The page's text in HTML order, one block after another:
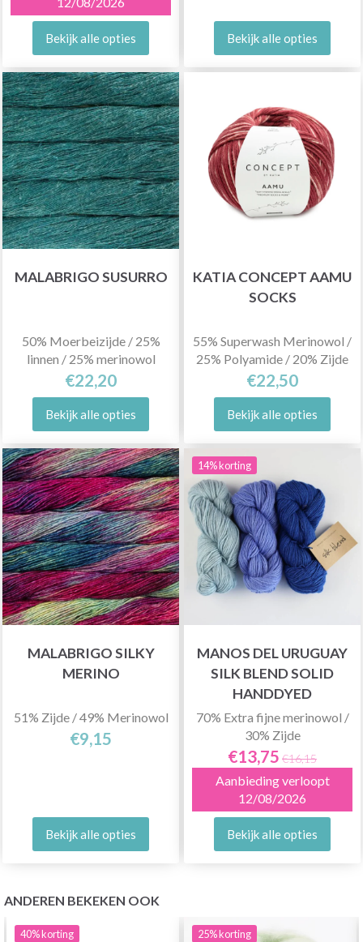
Bekijk alle opties Bekijk alle opties
MALABRIGO SUSURRO
50% Moerbeizijde / 25%
linnen / 25% merinowol
€22,20
Bekijk alle opties
KATIA CONCEPT AAMU
SOCKS
55% Superwash Merinowol /
25% Polyamide / 20% Zijde
€22,50
Bekijk alle opties
MALABRIGO SILKY
MERINO
51% Zijde / 49% Merinowol
€9,15
Bekijk alle opties
14% korting
MANOS DEL URUGUAY
SILK BLEND SOLID
HANDDYED
70% Extra fijne merinowol /
30% Zijde
€13,75 €16,15
Aanbieding verloopt
12/08/2026
Bekijk alle opties
ANDEREN BEKEKEN OOK
40%korting 25%korting